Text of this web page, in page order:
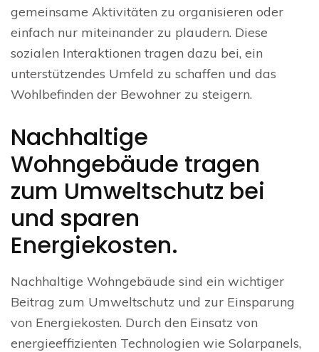
gemeinsame Aktivitäten zu organisieren oder
einfach nur miteinander zu plaudern. Diese
sozialen Interaktionen tragen dazu bei, ein
unterstützendes Umfeld zu schaffen und das
Wohlbefinden der Bewohner zu steigern.
Nachhaltige
Wohngebäude tragen
zum Umweltschutz bei
und sparen
Energiekosten.
Nachhaltige Wohngebäude sind ein wichtiger
Beitrag zum Umweltschutz und zur Einsparung
von Energiekosten. Durch den Einsatz von
energieeffizienten Technologien wie Solarpanels,